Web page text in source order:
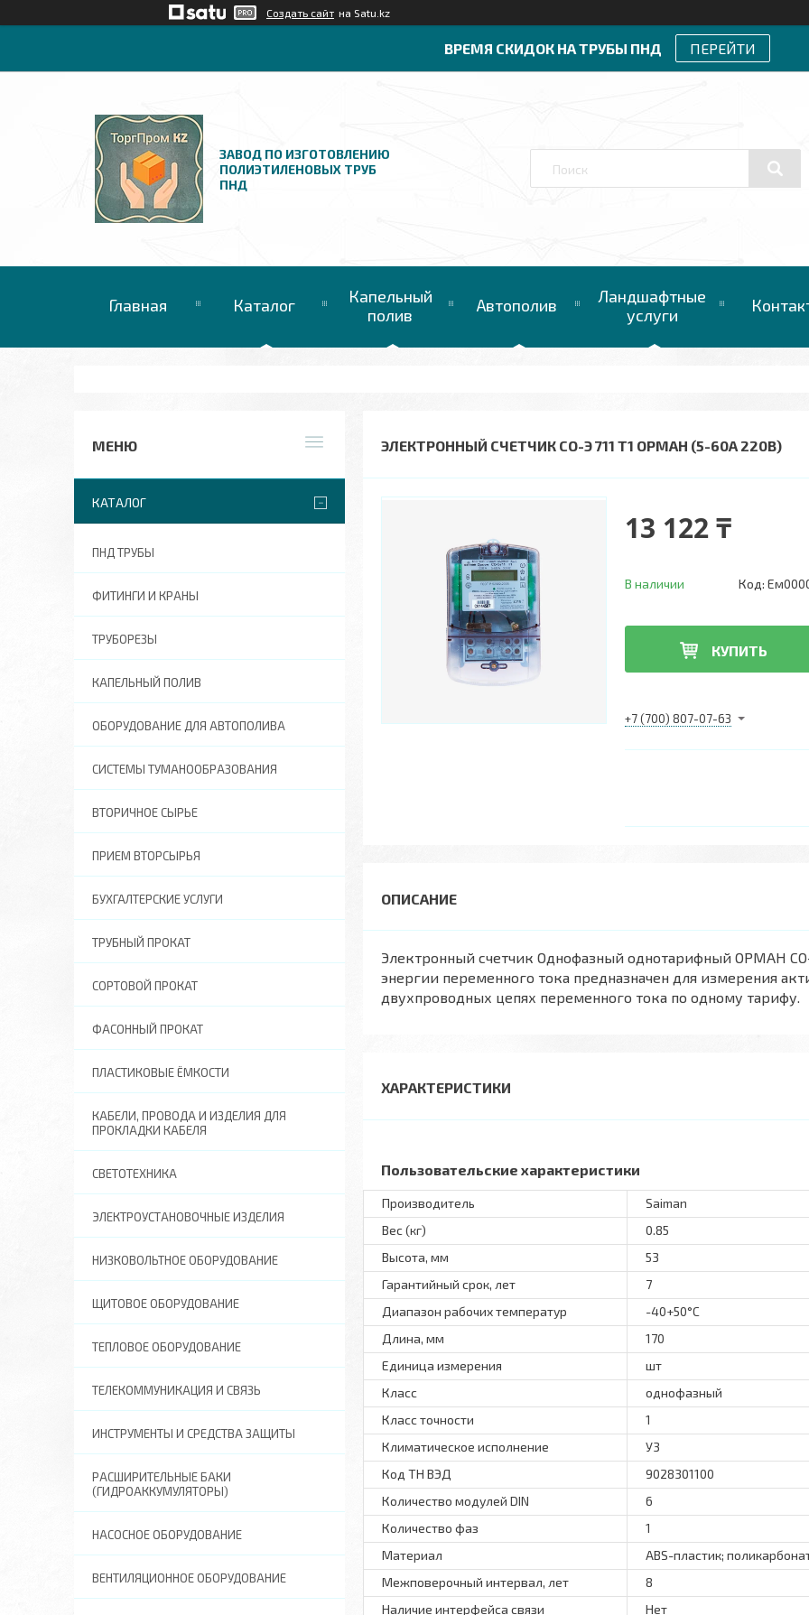
Создать сайт на Satu.kz
ВРЕМЯ СКИДОК НА ТРУБЫ ПНД ПЕРЕЙТИ
ЗАВОД ПО ИЗГОТОВЛЕНИЮ
ПОЛИЭТИЛЕНОВЫХ ТРУБ
ПНД
Главная Каталог
Капельный
полив
Автополив
Ландшафтные
услуги
ЭЛЕКТРОННЫЙ СЧЕТЧИК СО-Э 711 Т1 ОРМАН (5-60А 220В)
13 122 ₸
В наличии Код:
КУПИТЬ
+7 (700) 807-07-63
Электронный счетчик Однофазный однотарифный ОРМАН СО-
энергии переменного тока предназначен для измерения
двухпроводных цепях переменного тока по одному тарифу.
ХАРАКТЕРИСТИКИ
Пользовательские характеристики
Производитель
Saiman
Вес (кг)
0.85
Высота, мм
53
Гарантийный срок, лет
7
Диапазон рабочих температур
-40+50°C
Длина, мм
170
Единица измерения
шт
Класс
однофазный
Класс точности
1
Климатическое исполнение
У3
Код ТН ВЭД
9028301100
Количество модулей DIN
6
Количество фаз
1
Материал
ABS-пластик;
Межповерочный интервал, лет
8
Наличие интерфейса связи
Нет
КАТАЛОГ
ПНД ТРУБЫ
ФИТИНГИ И КРАНЫ
ТРУБОРЕЗЫ
КАПЕЛЬНЫЙ ПОЛИВ
ОБОРУДОВАНИЕ ДЛЯ АВТОПОЛИВА
СИСТЕМЫ ТУМАНООБРАЗОВАНИЯ
ВТОРИЧНОЕ СЫРЬЕ
ПРИЕМ ВТОРСЫРЬЯ
БУХГАЛТЕРСКИЕ УСЛУГИ
ТРУБНЫЙ ПРОКАТ
СОРТОВОЙ ПРОКАТ
ФАСОННЫЙ ПРОКАТ
ПЛАСТИКОВЫЕ ЁМКОСТИ
КАБЕЛИ, ПРОВОДА И ИЗДЕЛИЯ ДЛЯ
ПРОКЛАДКИ КАБЕЛЯ
СВЕТОТЕХНИКА
ЭЛЕКТРОУСТАНОВОЧНЫЕ ИЗДЕЛИЯ
НИЗКОВОЛЬТНОЕ ОБОРУДОВАНИЕ
ЩИТОВОЕ ОБОРУДОВАНИЕ
ТЕПЛОВОЕ ОБОРУДОВАНИЕ
ТЕЛЕКОММУНИКАЦИЯ И СВЯЗЬ
ИНСТРУМЕНТЫ И СРЕДСТВА ЗАЩИТЫ
РАСШИРИТЕЛЬНЫЕ БАКИ
(ГИДРОАККУМУЛЯТОРЫ)
НАСОСНОЕ ОБОРУДОВАНИЕ
ВЕНТИЛЯЦИОННОЕ ОБОРУДОВАНИЕ